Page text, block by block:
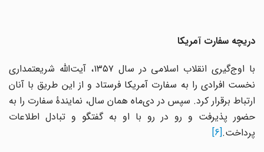
دریچه سفارت آمریکا
با اوج‌گیری انقلاب اسلامی در سال ۱۳۵۷، آیت‌الله شریعتمداری
نخست افرادی را به سفارت آمریکا فرستاد و از این طریق با آنان
ارتباط برقرار کرد. سپس در دی‌ماه همان سال، نمایندهٔ سفارت را به
حضور پذیرفت و رو در رو با او به گفتگو و تبادل اطلاعات
پرداخت.[6]